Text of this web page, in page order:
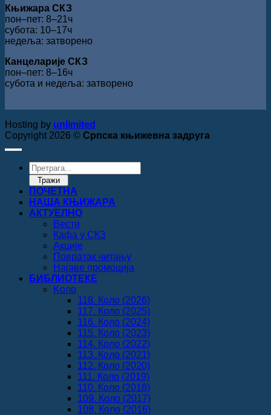
Књижара СКЗ
пон‒пет: 8‒21ч
субота: 10‒17ч
недеља: затворено
Канцеларије СКЗ
пон‒пет: 8‒16ч
субота и недеља: затворено
Hosting by unlimited
Copyright 2026 © Српска књижевна задруга
Products
search
Тражи
ПОЧЕТНА
НАША КЊИЖАРА
АКТУЕЛНО
Вести
Кафа у СКЗ
Акције
Повратак читању
Најаве промоција
БИБЛИОТЕКЕ
Koло
118. Коло (2026)
117. Коло (2025)
116. Коло (2024)
115. Коло (2023)
114. Коло (2022)
113. Коло (2021)
112. Коло (2020)
111. Коло (2019)
110. Коло (2018)
109. Коло (2017)
108. Коло (2016)